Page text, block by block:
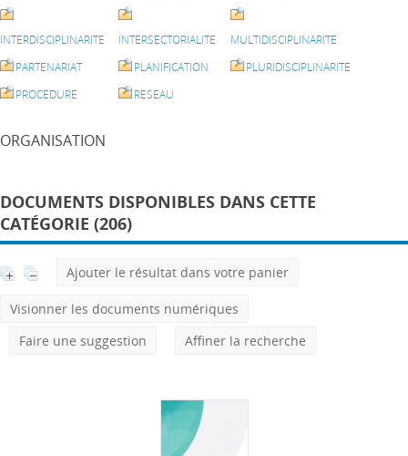
INTERDISCIPLINARITE INTERSECTORIALITE
MULTIDISCIPLINARITE
PARTENARIAT
PLANIFICATION
PLURIDISCIPLINARITE
PROCEDURE
RESEAU
ORGANISATION
DOCUMENTS DISPONIBLES DANS CETTE
CATÉGORIE (206)
Ajouter le résultat dans votre panier
Visionner les documents numériques
Faire une suggestion
Affiner la recherche